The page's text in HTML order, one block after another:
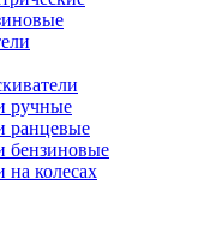
ручные
ранцевые
бензиновые
колесах